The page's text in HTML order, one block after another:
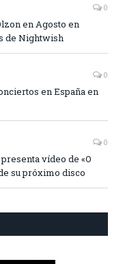
0
en Agosto en
de Nightwish
0
en España en
0
vídeo de «O
su próximo disco